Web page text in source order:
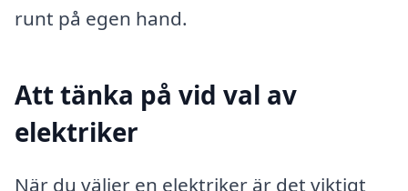
runt på egen hand.
Att tänka på vid val av
elektriker
När du väljer en elektriker är det viktigt